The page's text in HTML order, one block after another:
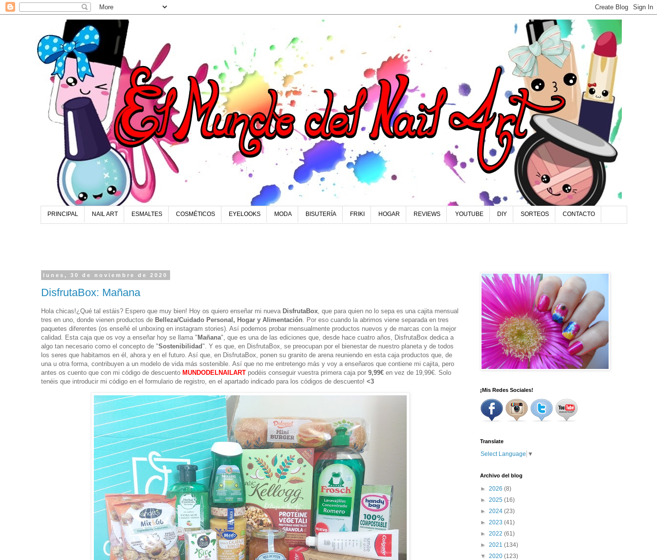
PRINCIPAL NAIL ART ESMALTES COSMÉTICOS EYELOOKS MODA BISUTERÍA FRIKI HOGAR REVIEWS YOUTUBE DIY SORTEOS CONTACTO
lunes, 30 de noviembre de 2020
DisfrutaBox: Mañana
Hola chicas!¿Qué tal estáis? Espero que muy bien! Hoy os quiero enseñar mi nueva DisfrutaBox , que para quien no lo sepa es una cajita mensual
tres en uno, donde vienen productos de Belleza/Cuidado Personal, Hogar y Alimentación . Por eso cuando la abrimos viene separada en tres
paquetes diferentes (os enseñé el unboxing en instagram stories). Así podemos probar mensualmente productos nuevos y de marcas con la mejor
calidad. Esta caja que os voy a enseñar hoy se llama "Mañana", que es una de las ediciones que, desde hace cuatro años, DisfrutaBox dedica a
algo tan necesario como el concepto de "Sostenibilidad". Y es que, en DisfrutaBox, se preocupan por el bienestar de nuestro planeta y de todos
los seres que habitamos en él, ahora y en el futuro. Así que, en DisfrutaBox, ponen su granito de arena reuniendo en esta caja productos que, de
una u otra forma, contribuyen a un modelo de vida más sostenible. Así que no me entretengo más y voy a enseñaros que contiene mi cajita, pero
antes os cuento que con mi código de descuento MUNDODELNAILART podéis conseguir vuestra primera caja por 9,99€ en vez de 19,99€. Solo
tenéis que introducir mi código en el formulario de registro, en el apartado indicado para los códigos de descuento! <3
¡Mis Redes Sociales!
Translate
Select Language ▼
Archivo del blog
► 2026 (8)
► 2025 (16)
► 2024 (23)
► 2023 (41)
► 2022 (61)
► 2021 (134)
▼ 2020 (123)